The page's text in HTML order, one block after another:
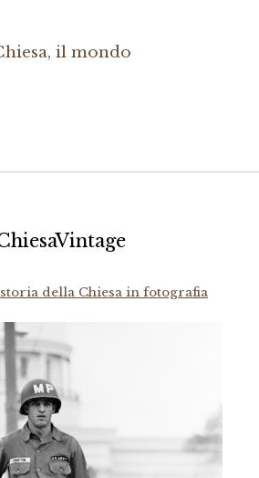
il mondo
della Chiesa in fotografia